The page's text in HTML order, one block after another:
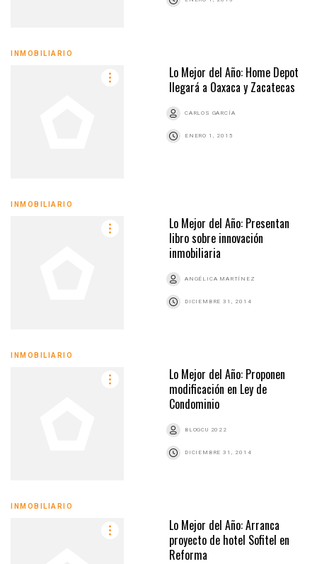
INMOBILIARIO
Lo Mejor del Año: Home Depot
llegará a Oaxaca y Zacatecas
CARLOS GARCÍA
ENERO 1, 2015
INMOBILIARIO
Lo Mejor del Año: Presentan
libro sobre innovación
inmobiliaria
ANGÉLICA MARTÍNEZ
DICIEMBRE 31, 2014
INMOBILIARIO
Lo Mejor del Año: Proponen
modificación en Ley de
Condominio
BLOGCU 2022
DICIEMBRE 31, 2014
INMOBILIARIO
Lo Mejor del Año: Arranca
proyecto de hotel Sofitel en
Reforma